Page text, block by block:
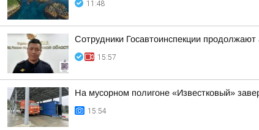
11:48
Сотрудники Госавтоинспекции
15:57
На мусорном полигоне «Известковый»
15:54